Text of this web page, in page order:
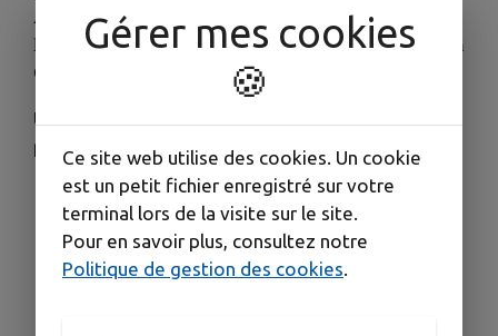
𝐀𝐠𝐫𝐨𝐛𝐢𝐨𝐆𝐢𝐫𝐨𝐧𝐝𝐞…), 𝐯𝐨𝐮𝐬 𝐢𝐧𝐯𝐢𝐭𝐞 𝐚̀ 𝐬𝐨𝐧 𝐅𝐨𝐫𝐮𝐦 𝐬𝐮𝐫 𝐥𝐚
𝐃𝐢𝐯𝐞𝐫𝐬𝐢𝐟𝐢𝐜𝐚𝐭𝐢𝐨𝐧 𝐚𝐠𝐫𝐢𝐜𝐨𝐥𝐞, 𝐚𝐮 𝐋𝐲𝐜𝐞́𝐞 𝐑𝐨𝐛𝐞𝐫𝐭 𝐁𝐚𝐝𝐢𝐧𝐭𝐞𝐫 𝐚̀
𝐂𝐫𝐞́𝐨𝐧.
Un après-midi concret et utile, pensé pour les
professionnels :
Table ronde et retours d’expérience
d’agriculteurs et viticulteurs du territoire
en diversification
Stands de structures ressources pour aller
Gérer mes cookies
🍪
Ce site web utilise des cookies. Un cookie
est un petit fichier enregistré sur votre
terminal lors de la visite sur le site.
Pour en savoir plus, consultez notre
Politique de gestion des cookies.